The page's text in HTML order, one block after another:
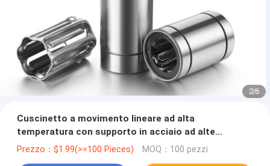
2/6
Cuscinetto a movimento lineare ad alta
temperatura con supporto in acciaio ad alte
prestazioni
Prezzo：$1.99(>=100 Pieces) MOQ：100 pezzi